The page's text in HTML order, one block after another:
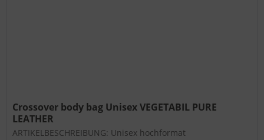
Crossover body bag Unisex VEGETABIL PURE
LEATHER
ARTIKELBESCHREIBUNG: Unisex hochformat